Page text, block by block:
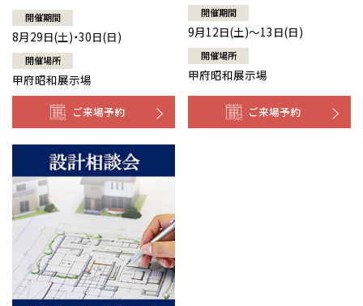
開催期間
8月29日(土)・30日(日)
開催場所
甲府昭和展示場
ご来場予約
開催期間
9月12日(土)～13日(日)
開催場所
甲府昭和展示場
ご来場予約